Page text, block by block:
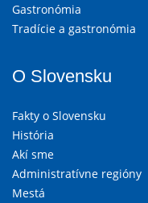
Gastronómia
Tradície a gastronómia
O Slovensku
Fakty o Slovensku
História
Akí sme
Administratívne regióny
Mestá